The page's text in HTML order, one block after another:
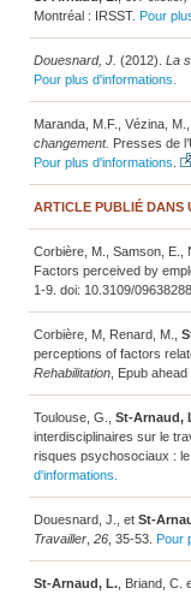
Montréal : IRSST. Pour
Douesnard, J. (2012). La
Pour plus d'informations.
Maranda, M.F., Vézina,
changement. Presses de
Pour plus d'informations
ARTICLE PUBLIÉ DANS
Corbière, M., Samson, E.,
Factors perceived by
1-9. doi: 10.3109/
Corbière, M, Renard, M.,
perceptions of factors
Rehabilitation, Epub ahead
Toulouse, G., St-Arnaud,
interdisciplinaires sur le
risques psychosociaux :
d'informations.
Douesnard, J., et St-
Travailler, 26, 35-53. Pour
St-Arnaud, L., Briand, C.